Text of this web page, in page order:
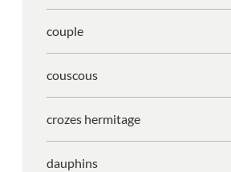
couple
couscous
crozes hermitage
dauphins